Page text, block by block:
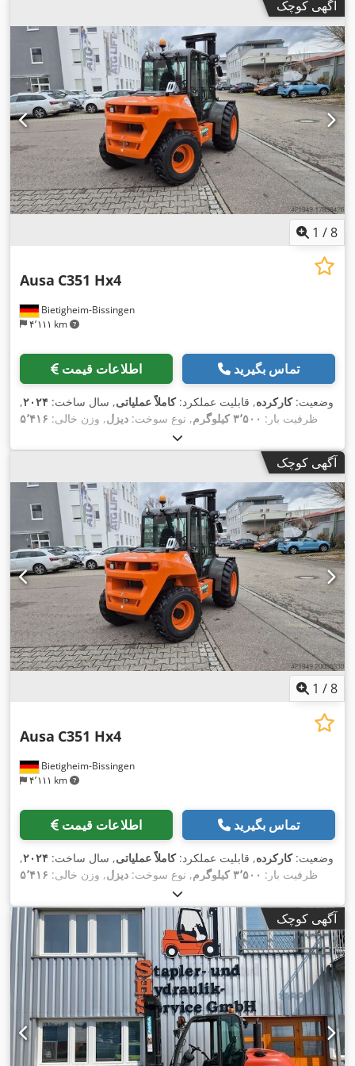
آگهی کوچک
1 /8
Bietigheim-Bissingen
۴٬۱۱۱ km
Ausa C351 Hx4
اطلاعات قیمت تماس بگیرید
وضعیت:کارکرده, قابلیت عملکرد:کاملاً عملیاتی, سال ساخت: ۲۰۲۴,
ظرفیت بار: ۳٬۵۰۰ کیلوگرم , نوع سوخت: دیزل, وزن خالی: ۵٬۴۱۶
۴٬۵۴۰ میلی‌متر
Diesel,
آگهی کوچک
1 /8
Bietigheim-Bissingen
۴٬۱۱۱ km
Ausa C351 Hx4
اطلاعات قیمت تماس بگیرید
وضعیت:کارکرده, قابلیت عملکرد:کاملاً عملیاتی, سال ساخت: ۲۰۲۴,
ظرفیت بار: ۳٬۵۰۰ کیلوگرم , نوع سوخت: دیزل, وزن خالی: ۵٬۴۱۶
۴٬۵۴۰ میلی‌متر
Diesel,
آگهی کوچک